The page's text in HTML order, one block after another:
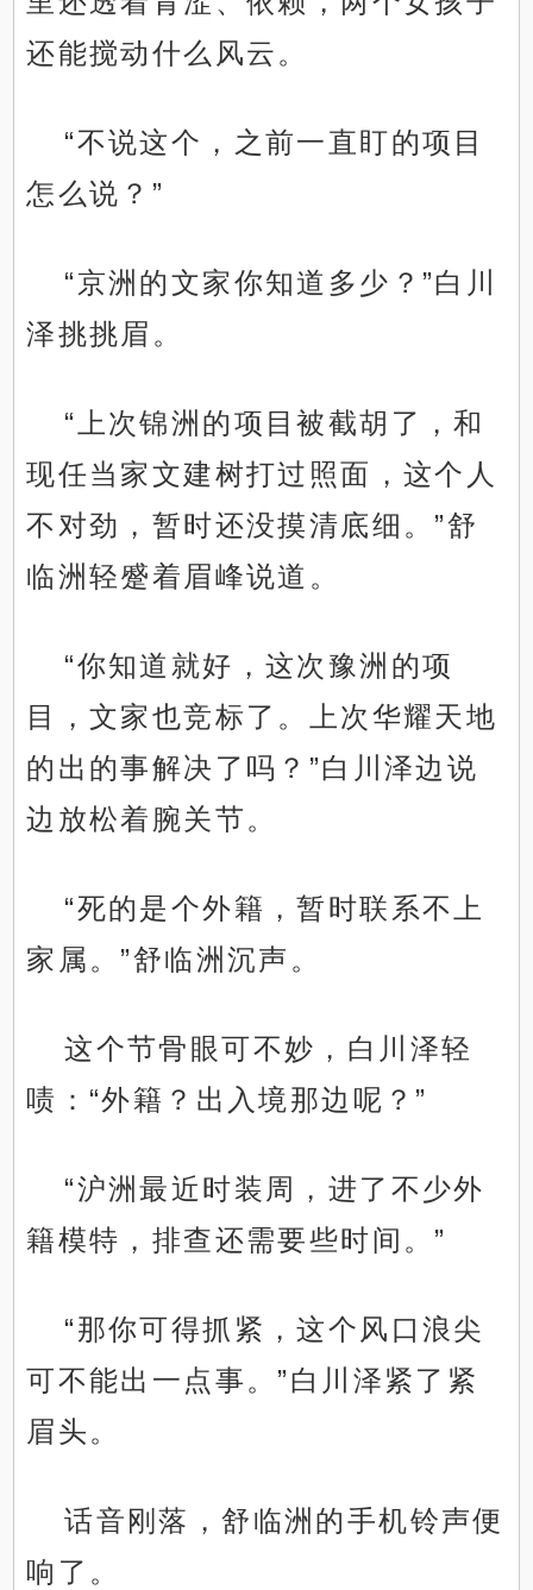
还能搅动什么风云。
“不说这个，之前一直盯的项目
怎么说？”
“京洲的文家你知道多少？”白川
泽挑挑眉。
“上次锦洲的项目被截胡了，和
现任当家文建树打过照面，这个人
不对劲，暂时还没摸清底细。”舒
临洲轻蹙着眉峰说道。
“你知道就好，这次豫洲的项
目，文家也竞标了。上次华耀天地
的出的事解决了吗？”白川泽边说
边放松着腕关节。
“死的是个外籍，暂时联系不上
家属。”舒临洲沉声。
这个节骨眼可不妙，白川泽轻
啧：“外籍？出入境那边呢？”
“沪洲最近时装周，进了不少外
籍模特，排查还需要些时间。”
“那你可得抓紧，这个风口浪尖
可不能出一点事。”白川泽紧了紧
眉头。
话音刚落，舒临洲的手机铃声便
响了。